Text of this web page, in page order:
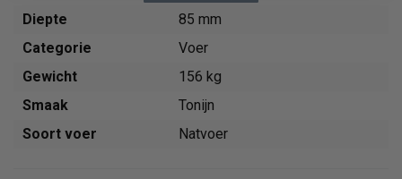
Diepte
85 mm
Categorie
Voer
Gewicht
156 kg
Smaak
Tonijn
Soort voer
Natvoer